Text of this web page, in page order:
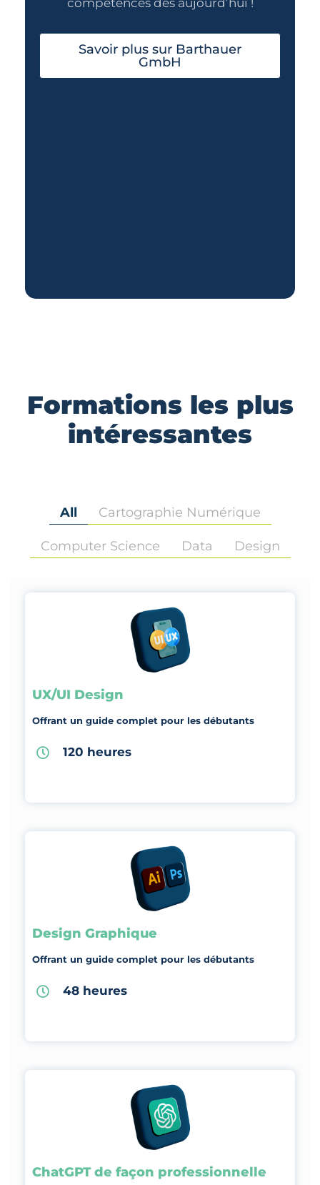
compétences dès aujourd’hui !
Savoir plus sur Barthauer
GmbH
Formations les plus
intéressantes
All Cartographie Numérique
Computer Science Data Design
UX/UI Design
Offrant un guide complet pour les débutants
120 heures
Design Graphique
Offrant un guide complet pour les débutants
48 heures
ChatGPT de façon professionnelle